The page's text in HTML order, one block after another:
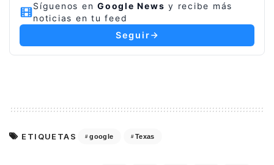
Síguenos en Google News y recibe más
noticias en tu feed
Seguir
ETIQUETAS google Texas